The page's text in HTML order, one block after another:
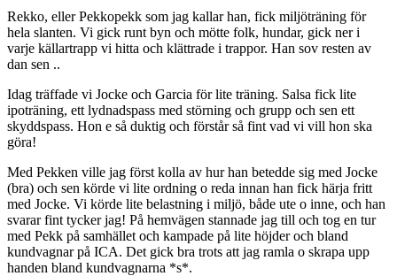
Rekko, eller Pekkopekk som jag kallar han, fick miljöträning för
hela slanten. Vi gick runt byn och mötte folk, hundar, gick ner i
varje källartrapp vi hitta och klättrade i trappor. Han sov resten av
dan sen ..
Idag träffade vi Jocke och Garcia för lite träning. Salsa fick lite
ipoträning, ett lydnadspass med störning och grupp och sen ett
skyddspass. Hon e så duktig och förstår så fint vad vi vill hon ska
göra!
Med Pekken ville jag först kolla av hur han betedde sig med Jocke
(bra) och sen körde vi lite ordning o reda innan han fick härja fritt
med Jocke. Vi körde lite belastning i miljö, både ute o inne, och han
svarar fint tycker jag! På hemvägen stannade jag till och tog en tur
med Pekk på samhället och kampade på lite höjder och bland
kundvagnar på ICA. Det gick bra trots att jag ramla o skrapa upp
handen bland kundvagnarna *s*.